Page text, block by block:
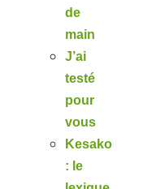
de
main
J’ai
testé
pour
vous
Kesako
: le